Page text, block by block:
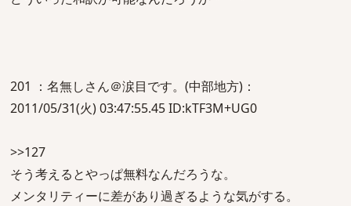
201 ：名無しさん＠涙目です。(中部地方)：
2011/05/31(火) 03:47:55.45 ID:kTF3M+UG0
>>127
そう考えるとやっぱ無料なんだろうな。
メンタリティーに差があり過ぎるような気がする。